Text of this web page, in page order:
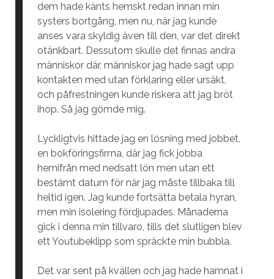
dem hade känts hemskt redan innan min
systers bortgång, men nu, när jag kunde
anses vara skyldig även till den, var det direkt
otänkbart. Dessutom skulle det finnas andra
människor där, människor jag hade sagt upp
kontakten med utan förklaring eller ursäkt,
och påfrestningen kunde riskera att jag bröt
ihop. Så jag gömde mig.
Lyckligtvis hittade jag en lösning med jobbet,
en bokföringsfirma, där jag fick jobba
hemifrån med nedsatt lön men utan ett
bestämt datum för när jag måste tillbaka till
heltid igen. Jag kunde fortsätta betala hyran,
men min isolering fördjupades. Månaderna
gick i denna min tillvaro, tills det slutligen blev
ett Youtubeklipp som spräckte min bubbla.
Det var sent på kvällen och jag hade hamnat i